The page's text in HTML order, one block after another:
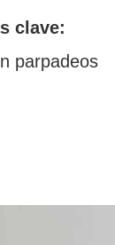
clave:
parpadeos